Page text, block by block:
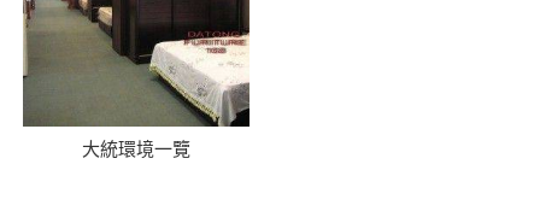
大統環境一覽